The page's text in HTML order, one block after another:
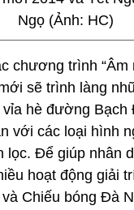
Ngọ (Ảnh: HC)
chương trình
sẽ trình làng
hè đường Bạch
với các loại hình
lọc. Để giúp nhân
hoạt động giải
Chiếu bóng Đà